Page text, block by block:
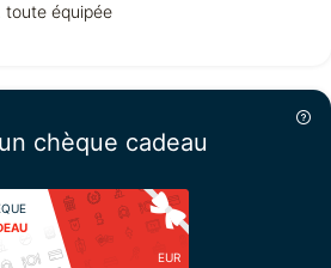
toute équipée
chèque cadeau
EUR